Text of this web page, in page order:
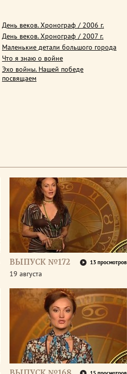
День веков. Хронограф / 2006 г.
День веков. Хронограф / 2007 г.
Маленькие детали большого города
Что я знаю о войне
Эхо войны. Нашей победе
посвящаем
ВЫПУСК №172 13 просмотров
19 августа